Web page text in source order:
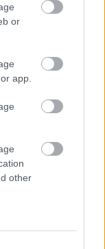
or
app.
other
hogy